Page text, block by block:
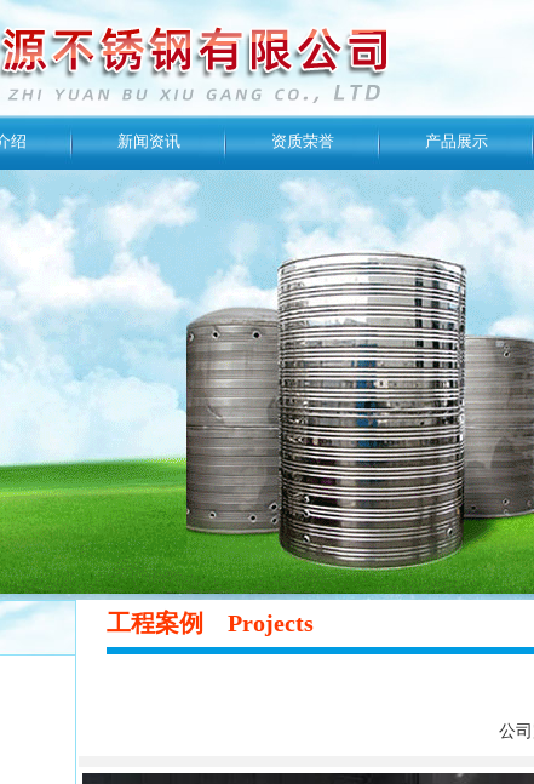
绍 新闻资讯 资质荣誉 产品展示
工程案例 Projects
公